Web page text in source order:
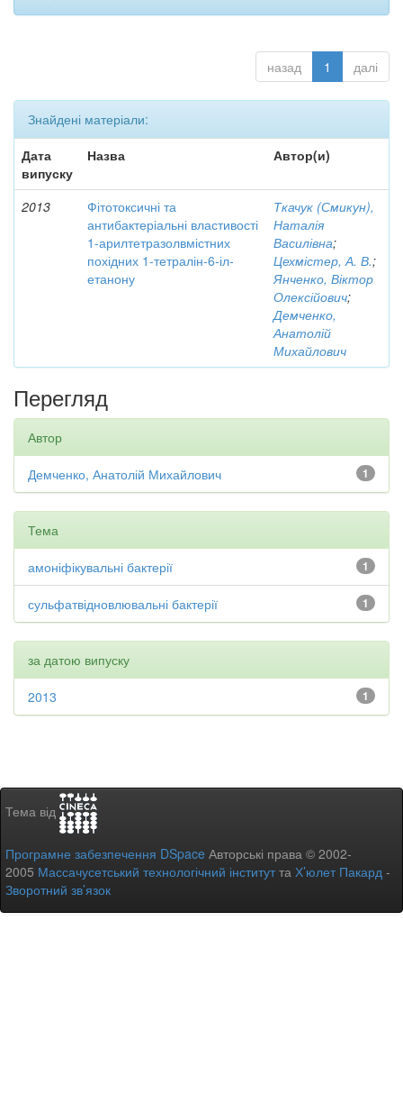
назад 1 далі
Знайдені матеріали:
Дата
випуску
Назва Автор(и)
2013
Фітотоксичні та
антибактеріальні властивості
1-арилтетразолвмістних
похідних 1-тетралін-6-іл-
етанону
Ткачук (Смикун),
Наталія
Василівна;
Цехмістер, А. В.;
Янченко, Віктор
Олексійович;
Демченко,
Анатолій
Михайлович
Перегляд
Автор
1
Демченко, Анатолій Михайлович
Тема
1
амоніфікувальні бактерії
1
сульфатвідновлювальні бактерії
за датою випуску
1
2013
Тема від
Програмне забезпечення DSpace Авторські права © 2002-
2005 Массачусетський технологічний інститутта Х’юлет Пакард -
Зворотний зв’язок